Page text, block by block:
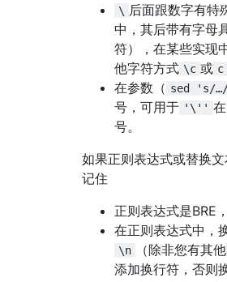
\ 后面跟数字有特
中，其后带有字母
符），在某些实现
他字符方式 \c 或 c
在参数（ sed 's/
号，可用于 '\''
号。
如果正则表达式或替换
记住
正则表达式是BRE
在正则表达式中，
\n （除非您有其他
添加换行符，否则